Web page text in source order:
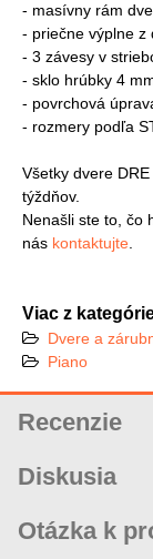
- masívny rám
- priečne výplne z
- 3 závesy v
- sklo hrúbky 4
- povrchová
- rozmery podľa
Všetky dvere
týždňov.
Nenašli ste to, čo
nás kontaktujte
Viac z
Dvere a
Piano
Recenzie
Diskusia
Zatiaľ nie sú
Otázka k